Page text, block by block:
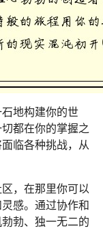
地构建你的世
都在你的掌握之
临各种挑战，从
，在那里你可以
感。通过协作和
勃、独一无二的